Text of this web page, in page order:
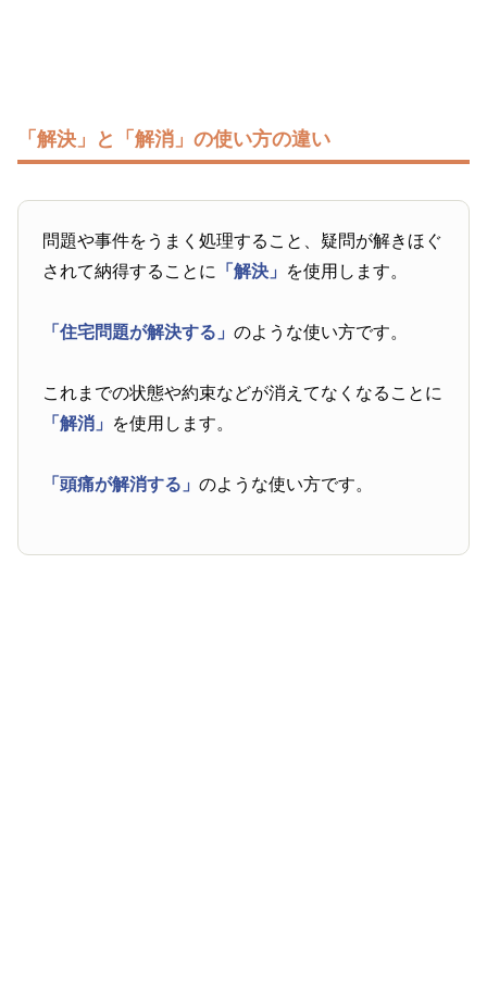
「解決」と「解消」の使い方の違い
問題や事件をうまく処理すること、疑問が解きほぐ
されて納得することに
「解決」 を使用します。
「住宅問題が解決する」のような使い方です。
これまでの状態や約束などが消えてなくなることに
「解消」 を使用します。
「頭痛が解消する」のような使い方です。